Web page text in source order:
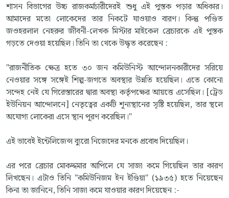
শাসন বিভাগের উচ্চ রাজকর্মচারীদেরই শুধু এই পুস্তক পড়ার অধিকার।
আমাদের মতো লোকেদের তার নিকটে যাওয়াও বারণ। কিন্তু পণ্ডিত
জওহরলাল নেহরুর জীবনী-লেখক মিস্টার মাইকেল ব্রেচারকে এই পুস্তক
গড়তে দেওয়া হয়েছিল। তিনি তা থেকে উদ্ধৃত করেছেন :
"রাজনীতিক ক্ষেত্র হতে ৩০ জন কমিউনিস্ট আন্দোলনকারীদের সরিয়ে
নেওয়ার সঙ্গে সঙ্গেই শিল্প-জগতে অবস্থার উন্নতি হয়েছিল। এতে কোনো
সন্দেহ নেই যে গিরেস্তারের দ্বারা অবস্থা কর্তৃপক্ষের আয়ত্তে এসেছিল। [ট্রেড
ইউনিয়ন আন্দোলনে] নেতৃত্বের একটি শূন্যস্থানের সৃষ্টি হয়েছিল, তার স্থলে
অযোগ্য লোকেরা এসে স্থান পূরণ করেছিল।"
এই ভাবেই ইন্টেলিজেন্স ব্যুরো নিজেদের মনকে প্রবোধ দিয়েছিল।
এর পরে ব্রেচার মোকদ্দমার আপিলে যে সাজা কমে গিয়েছিল তার কারণ
লিখছেন। এটাও তিনি "কমিউনিজম ইন ইণ্ডিয়া" (১৯৩৫) হতে নিয়েছেন
কিনা তা জানিনে, তিনি সাজা কমে যাওয়ার কারণ দিয়েছেন :-